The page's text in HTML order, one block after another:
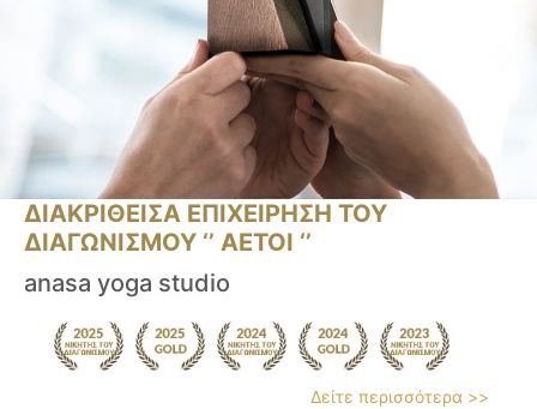
ΔΙΑΚΡΙΘΕΙΣΑ ΕΠΙΧΕΙΡΗΣΗ ΤΟΥ
ΔΙΑΓΩΝΙΣΜΟΥ ‘’ ΑΕΤΟΙ ‘’
anasa yoga studio
Δείτε περισσότερα >>